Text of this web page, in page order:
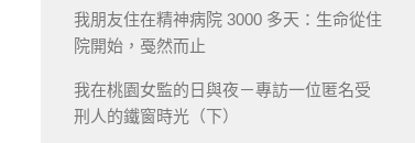
我朋友住在精神病院 3000 多天：生命從住
院開始，戞然而止
我在桃園女監的日與夜－專訪一位匿名受
刑人的鐵窗時光（下）